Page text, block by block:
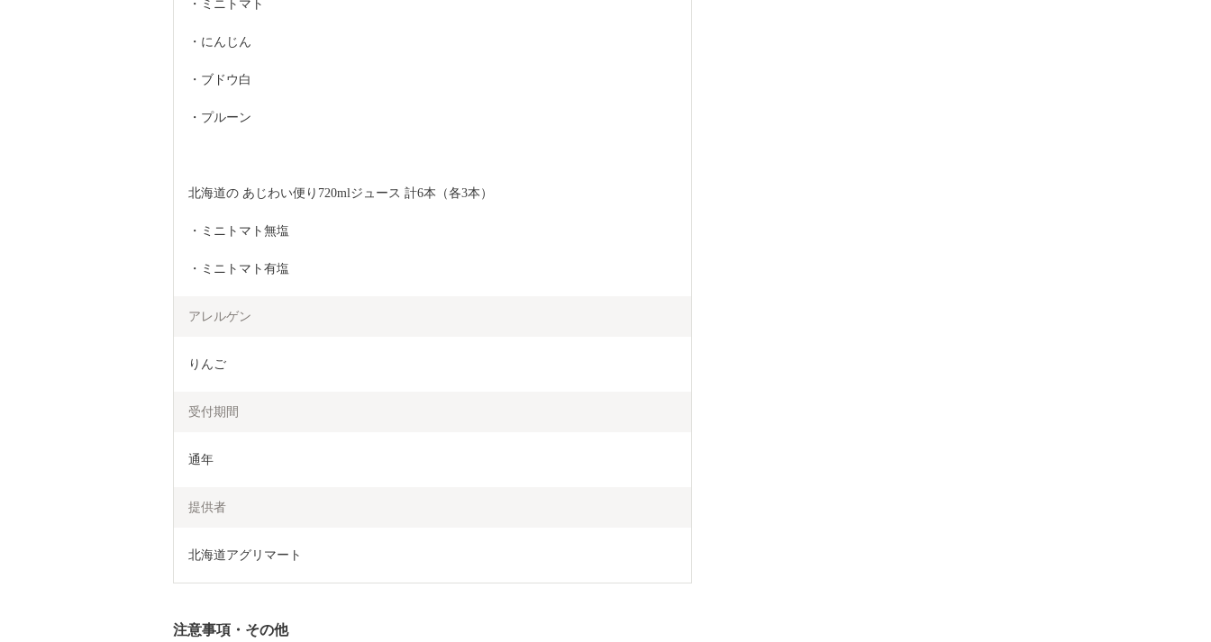
・ミニトマト
・にんじん
・ブドウ白
・プルーン
北海道の あじわい便り720mlジュース 計6本（各3本）
・ミニトマト無塩
・ミニトマト有塩
アレルゲン
りんご
受付期間
通年
提供者
北海道アグリマート
注意事項・その他